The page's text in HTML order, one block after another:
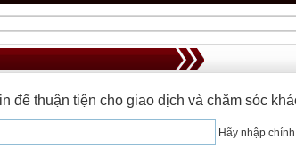
để thuận tiện cho giao dịch và chăm sóc
Hãy nhập